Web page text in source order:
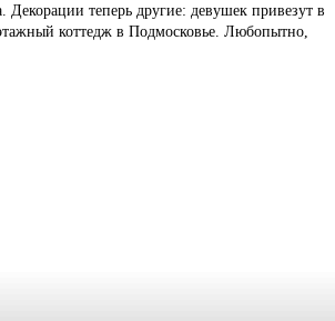
теперь другие: девушек привезут в
коттедж в Подмосковье. Любопытно,